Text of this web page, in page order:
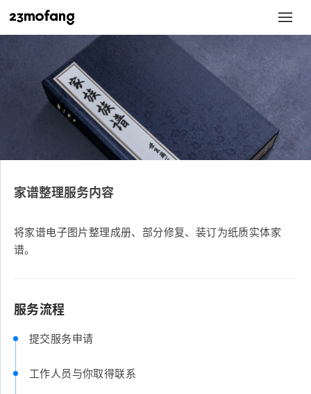
家谱整理服务内容
将家谱电子图片整理成册、部分修复、装订为纸质实体家
谱。
服务流程
提交服务申请
工作人员与你取得联系